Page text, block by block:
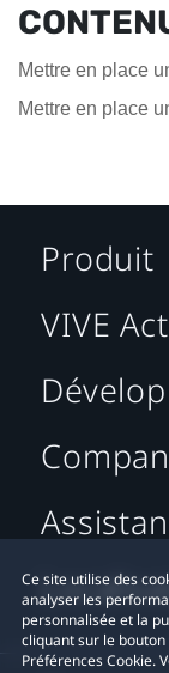
Mettre en place
Mettre en place
Ce site utilise des
analyser les
personnalisée et la
cliquant sur le
Préférences Cookie.
Produit
VIVE